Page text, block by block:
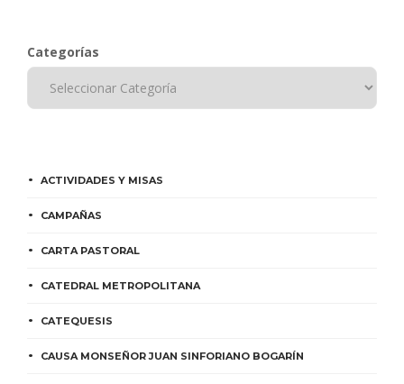
Categorías
ACTIVIDADES Y MISAS
CAMPAÑAS
CARTA PASTORAL
CATEDRAL METROPOLITANA
CATEQUESIS
CAUSA MONSEÑOR JUAN SINFORIANO BOGARÍN